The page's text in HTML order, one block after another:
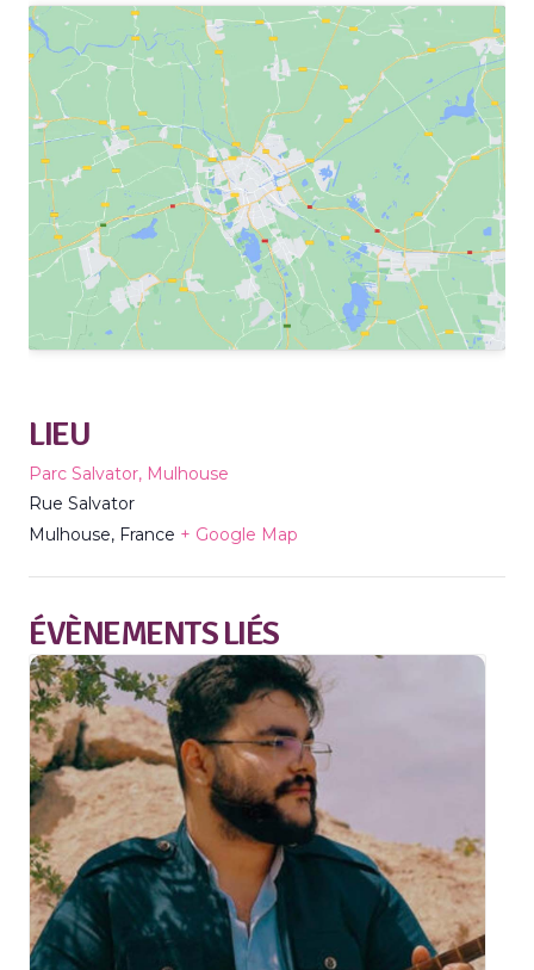
LIEU
Parc Salvator, Mulhouse
Rue Salvator
Mulhouse, France + Google Map
ÉVÈNEMENTS LIÉS